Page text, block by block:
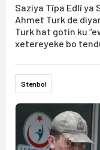
Saziya Tîpa Edlî ya
Ahmet Turk de
Turk hat gotin ku
xetereyeke bo
Stenbol